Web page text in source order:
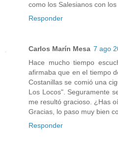
como los Salesianos con los
Responder
Carlos Marín Mesa 7 ago
Hace mucho tiempo
afirmaba que en el tiempo
Costanillas se comió una
Los Locos". Seguramente
me resultó gracioso. ¿Has
Gracias, lo paso muy bien
Responder